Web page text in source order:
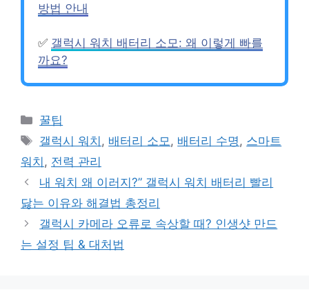
방법 안내
✅ 갤럭시 워치 배터리 소모: 왜 이렇게 빠를
까요?
카
테
리
꿀팁
태
그
갤럭시 워치 , 배터리 소모 , 배터리 수명 , 스마트
워치 , 전력 관리
내 워치 왜 이러지?” 갤럭시 워치 배터리 빨리
닳는 이유와 해결법 총정리
갤럭시 카메라 오류로 속상할 때? 인생샷 만드
는 설정 팁 & 대처법